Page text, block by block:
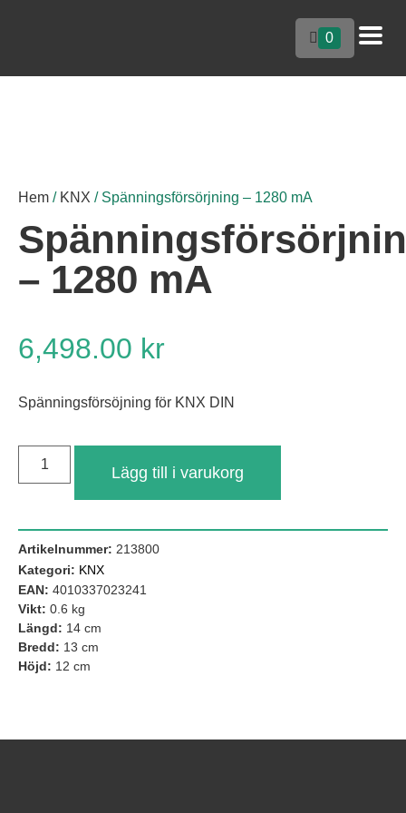
0
Hem / KNX / Spänningsförsörjning – 1280 mA
– 1280 mA
6,498.00 kr
Spänningsförsöjning för KNX DIN
Lägg till i varukorg
Artikelnummer: 213800
Kategori: KNX
EAN: 4010337023241
Vikt: 0.6 kg
Längd: 14 cm
Bredd: 13 cm
Höjd: 12 cm
Nödvändiga
Dessa kakor
går inte att